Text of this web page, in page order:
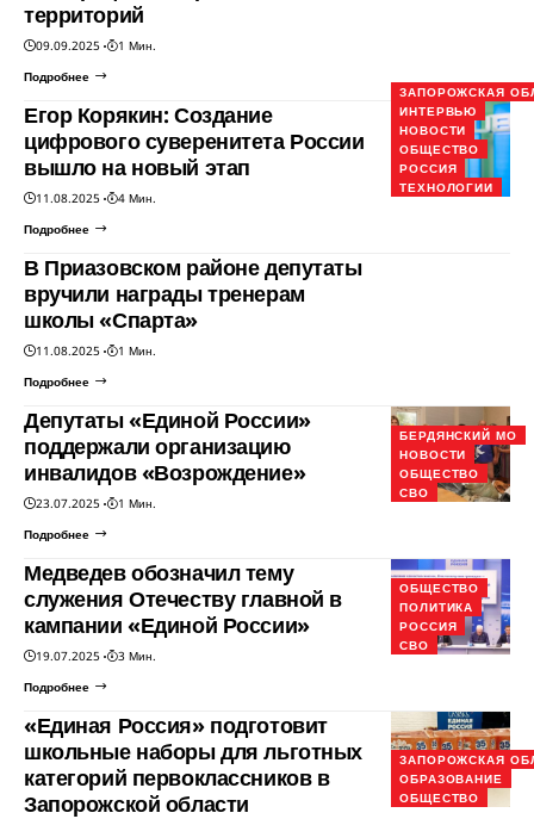
территорий
09.09.2025
1 Мин.
Подробнее
ЗАПОРОЖСКАЯ
ИНТЕРВЬЮ
НОВОСТИ
ОБЩЕСТВО
РОССИЯ
ТЕХНОЛОГИИ
Егор Корякин: Создание
цифрового суверенитета России
вышло на новый этап
11.08.2025
4 Мин.
Подробнее
В Приазовском районе депутаты
вручили награды тренерам
школы «Спарта»
11.08.2025
1 Мин.
Подробнее
БЕРДЯНСКИЙ МО
НОВОСТИ
ОБЩЕСТВО
СВО
Депутаты «Единой России»
поддержали организацию
инвалидов «Возрождение»
23.07.2025
1 Мин.
Подробнее
ОБЩЕСТВО
ПОЛИТИКА
РОССИЯ
СВО
Медведев обозначил тему
служения Отечеству главной в
кампании «Единой России»
19.07.2025
3 Мин.
Подробнее
ЗАПОРОЖСКАЯ
ОБРАЗОВАНИЕ
ОБЩЕСТВО
«Единая Россия» подготовит
школьные наборы для льготных
категорий первоклассников в
Запорожской области